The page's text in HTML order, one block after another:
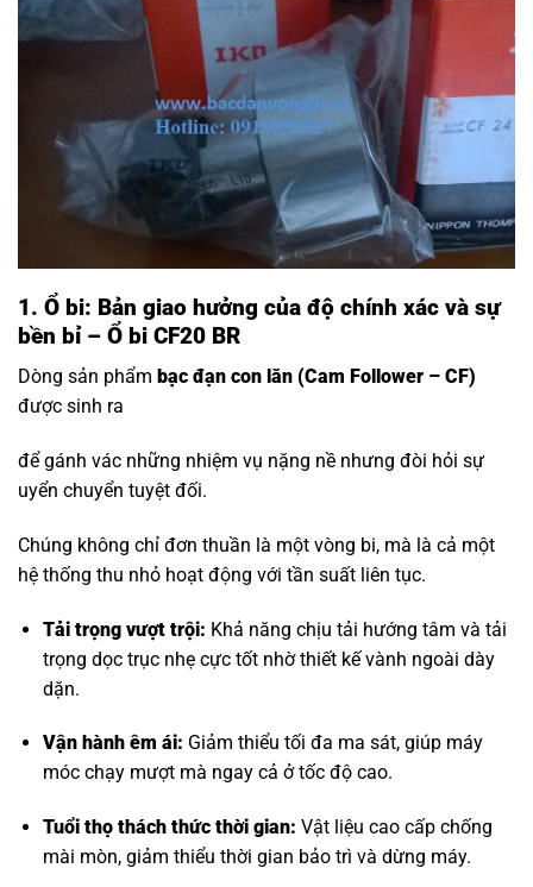
1. Ổ bi: Bản giao hưởng của độ chính xác và sự
bền bỉ – Ổ bi CF20 BR
Dòng sản phẩm bạc đạn con lăn (Cam Follower – CF)
được sinh ra
để gánh vác những nhiệm vụ nặng nề nhưng đòi hỏi sự
uyển chuyển tuyệt đối.
Chúng không chỉ đơn thuần là một vòng bi, mà là cả một
hệ thống thu nhỏ hoạt động với tần suất liên tục.
Tải trọng vượt trội: Khả năng chịu tải hướng tâm và tải
trọng dọc trục nhẹ cực tốt nhờ thiết kế vành ngoài dày
dặn.
Vận hành êm ái: Giảm thiểu tối đa ma sát, giúp máy
móc chạy mượt mà ngay cả ở tốc độ cao.
Tuổi thọ thách thức thời gian: Vật liệu cao cấp chống
mài mòn, giảm thiểu thời gian bảo trì và dừng máy.